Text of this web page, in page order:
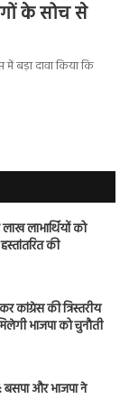
के सोच से
में बड़ा दावा किया कि
लाभार्थियों को
की
कांग्रेस की त्रिस्तरीय
भाजपा को चुनौती
बसपा और भाजपा ने